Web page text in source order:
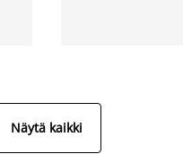
Näytä kaikki